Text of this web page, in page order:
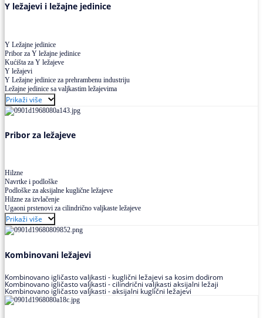
Y ležajevi i ležajne jedinice
Y Ležajne jedinice
Pribor za Y ležajne jedinice
Kućišta za Y ležajeve
Y ležajevi
Y Ležajne jedinice za prehrambenu industriju
Ležajne jedinice sa valjkastim ležajevima
Prikaži više
Pribor za ležajeve
Hilzne
Navrtke i podloške
Podloške za aksijalne kuglične ležajeve
Hilzne za izvlačenje
Ugaoni prstenovi za cilindrično valjkaste ležajeve
Prikaži više
Kombinovani ležajevi
Kombinovano igličasto valjkasti - kuglični ležajevi sa kosim dodirom
Kombinovano igličasto valjkasti - cilindrični valjkasti aksijalni ležaji
Kombinovano igličasto valjkasti - aksijalni kuglični ležajevi